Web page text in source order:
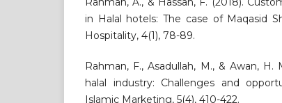
in Halal hotels: The case of Maqasid
Hospitality, 4(1), 78-89.
Rahman, F., Asadullah, M., & Awan,
halal industry: Challenges and
Islamic Marketing, 5(4), 410-422.